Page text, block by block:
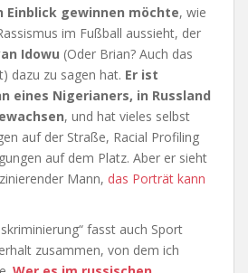
Einblick gewinnen möchte, wie
im Fußball aussieht, der
Idowu (Oder Brian? Auch das
dazu zu sagen hat. Er ist
eines Nigerianers, in Russland
, und hat vieles selbst
auf der Straße, Racial Profiling
auf dem Platz. Aber er sieht
Mann, das Porträt kann
fasst auch Sport
zusammen, von dem ich